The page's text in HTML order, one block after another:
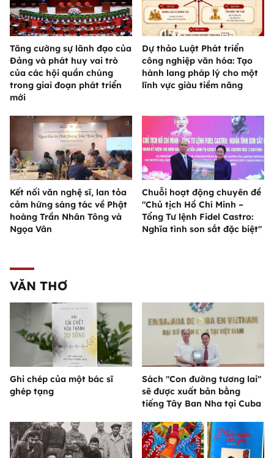
Tăng cường sự lãnh đạo của
Đảng và phát huy vai trò
của các hội quần chúng
trong giai đoạn phát triển
mới
Dự thảo Luật Phát triển
công nghiệp văn hóa: Tạo
hành lang pháp lý cho một
lĩnh vực giàu tiềm năng
Kết nối văn nghệ sĩ, lan tỏa
cảm hứng sáng tác về Phật
hoàng Trần Nhân Tông và
Ngọa Vân
Chuỗi hoạt động chuyên đề
"Chủ tịch Hồ Chí Minh –
Tổng Tư lệnh Fidel Castro:
Nghĩa tình son sắt đặc biệt"
VĂN THƠ
Ghi chép của một bác sĩ
ghép tạng
Sách "Con đường tương lai"
sẽ được xuất bản bằng
tiếng Tây Ban Nha tại Cuba